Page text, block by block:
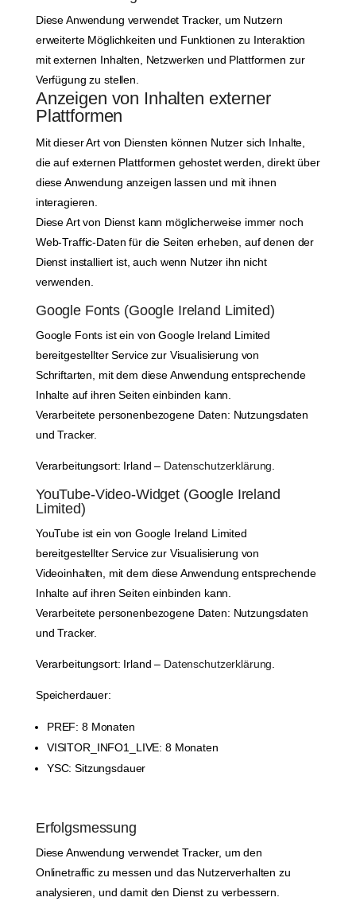
Diese Anwendung verwendet Tracker, um Nutzern
erweiterte Möglichkeiten und Funktionen zu Interaktion
mit externen Inhalten, Netzwerken und Plattformen zur
Verfügung zu stellen.
Anzeigen von Inhalten externer
Plattformen
Mit dieser Art von Diensten können Nutzer sich Inhalte,
die auf externen Plattformen gehostet werden, direkt über
diese Anwendung anzeigen lassen und mit ihnen
interagieren.
Diese Art von Dienst kann möglicherweise immer noch
Web-Traffic-Daten für die Seiten erheben, auf denen der
Dienst installiert ist, auch wenn Nutzer ihn nicht
verwenden.
Google Fonts (Google Ireland Limited)
Google Fonts ist ein von Google Ireland Limited
bereitgestellter Service zur Visualisierung von
Schriftarten, mit dem diese Anwendung entsprechende
Inhalte auf ihren Seiten einbinden kann.
Verarbeitete personenbezogene Daten: Nutzungsdaten
und Tracker.
Verarbeitungsort: Irland – Datenschutzerklärung.
YouTube-Video-Widget (Google Ireland
Limited)
YouTube ist ein von Google Ireland Limited
bereitgestellter Service zur Visualisierung von
Videoinhalten, mit dem diese Anwendung entsprechende
Inhalte auf ihren Seiten einbinden kann.
Verarbeitete personenbezogene Daten: Nutzungsdaten
und Tracker.
Verarbeitungsort: Irland – Datenschutzerklärung.
Speicherdauer:
PREF: 8 Monaten
VISITOR_INFO1_LIVE: 8 Monaten
YSC: Sitzungsdauer
Erfolgsmessung
Diese Anwendung verwendet Tracker, um den
Onlinetraffic zu messen und das Nutzerverhalten zu
analysieren, und damit den Dienst zu verbessern.